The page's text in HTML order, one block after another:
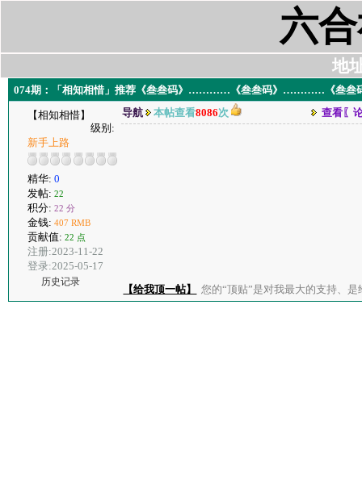
六
地
074期：「相知相惜」推荐《叁叁码》…………《叁叁码》…………《叁
【相知相惜】
级别:
新手上路
精华: 0
发帖: 22
积分: 22 分
金钱: 407 RMB
贡献值: 22 点
注册:2023-11-22
登录:2025-05-17
历史记录
导航 本帖查看8086次 查看〖
【给我顶一帖】 您的“顶贴”是对我最大的支持、